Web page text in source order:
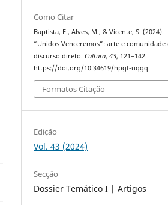
Como Citar
Baptista, F., Alves, M., & Vicente, S. (2024).
“Unidos Venceremos”: arte e comunidade
discurso direto.Cultura,43, 121–142.
https://doi.org/10.34619/hpgf-uqgq
Formatos Citação
Edição
Vol. 43 (2024)
Secção
Dossier Temático I | Artigos